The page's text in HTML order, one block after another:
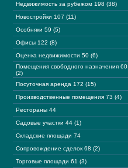
Недвижимость за рубежом 198 (38)
Новостройки 107 (11)
Особняки 59 (5)
Офисы 122 (8)
Оценка недвижимости 50 (6)
Помещения свободного назначения 60
(2)
Посуточная аренда 172 (15)
Производственные помещения 73 (4)
Рестораны 44
Садовые участки 44 (1)
Складские площади 74
Сопровождение сделок 68 (2)
Торговые площади 61 (3)